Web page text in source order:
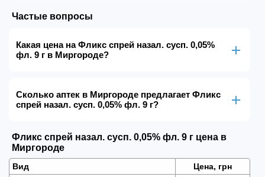
Частые вопросы
Какая цена на Фликс спрей назал. сусп. 0,05%
фл. 9 г в Миргороде?
Сколько аптек в Миргороде предлагает Фликс
спрей назал. сусп. 0,05% фл. 9 г?
Фликс спрей назал. сусп. 0,05% фл. 9 г цена в
Миргороде
Вид Цена, грн